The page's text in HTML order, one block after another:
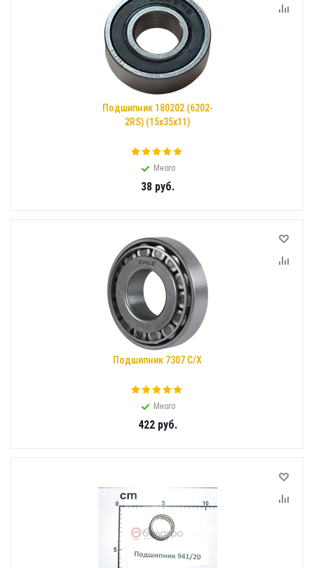
Подшипник 180202 (6202-
2RS) (15x35x11)
Много
38руб.
Подшипник 7307 С/Х
Много
422руб.